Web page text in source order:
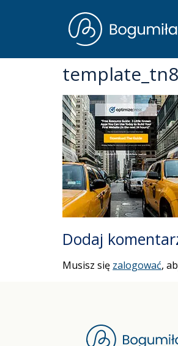
template_tn8
Dodaj
Musisz się zalogować,